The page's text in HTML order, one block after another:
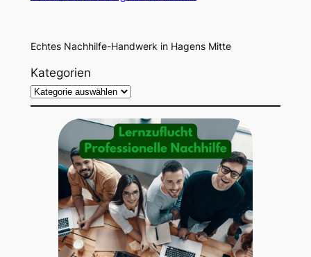
Echtes Nachhilfe-Handwerk in Hagens Mitte
Kategorien